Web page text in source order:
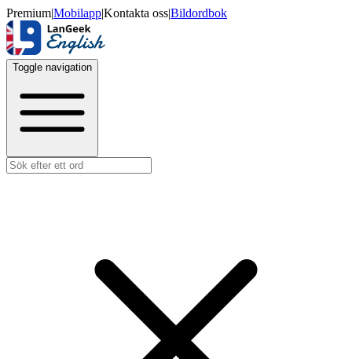
Premium|Mobilapp|Kontakta oss|Bildordbok
Toggle navigation